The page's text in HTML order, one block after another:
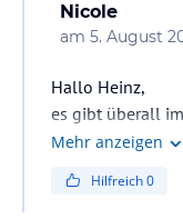
Nicole
am 5. August
Hallo Heinz,
es gibt überall
habe ich sogar
aufgebaut
Mehr anzeigen
Hilfreich0